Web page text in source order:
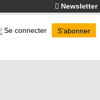
Newsletter
Se connecter S'abonner